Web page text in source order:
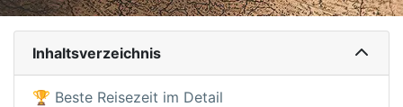
Inhaltsverzeichnis
🏆 Beste Reisezeit im Detail